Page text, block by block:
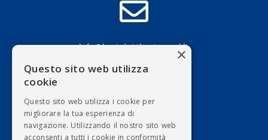
info@bortolottimaterassi.it
+39 0464 918185
×
Questo sito web utilizza
cookie
Questo sito web utilizza i cookie per
migliorare la tua esperienza di
navigazione. Utilizzando il nostro sito web
acconsenti a tutti i cookie in conformità